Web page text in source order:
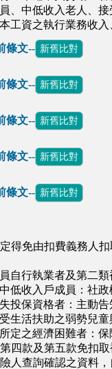
中低收入老人、接
工資之執行業務收入
文-- 新舊比對
文-- 新舊比對
文-- 新舊比對
文-- 新舊比對
文-- 新舊比對
得免由扣費義務人
行執業者及第二類
收入戶成員：社政
保資格者：主動告
活扶助之弱勢兒童
定之經濟困難者：保
四款及第五款免扣
人查詢確認之資料